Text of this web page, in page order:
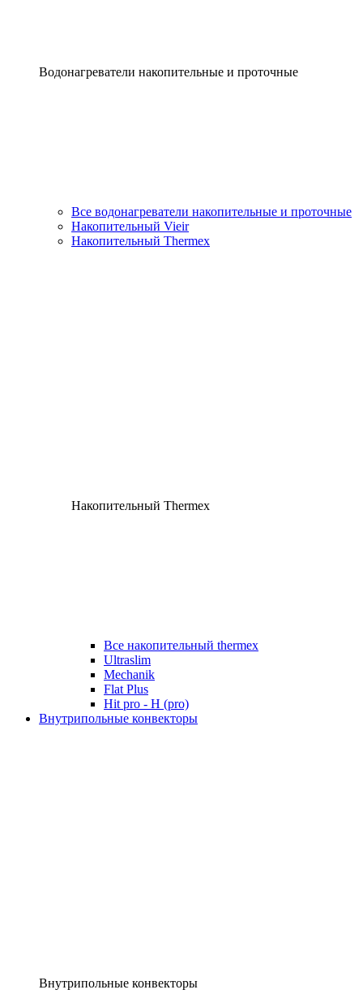
Водонагреватели накопительные и проточные
Все водонагреватели накопительные и проточные
Накопительный Vieir
Накопительный Thermex
Накопительный Thermex
Все накопительный thermex
Ultraslim
Mechanik
Flat Plus
Hit pro - H (pro)
Внутрипольные конвекторы
Внутрипольные конвекторы